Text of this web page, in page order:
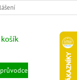
PODMÍNKY
Prodejny